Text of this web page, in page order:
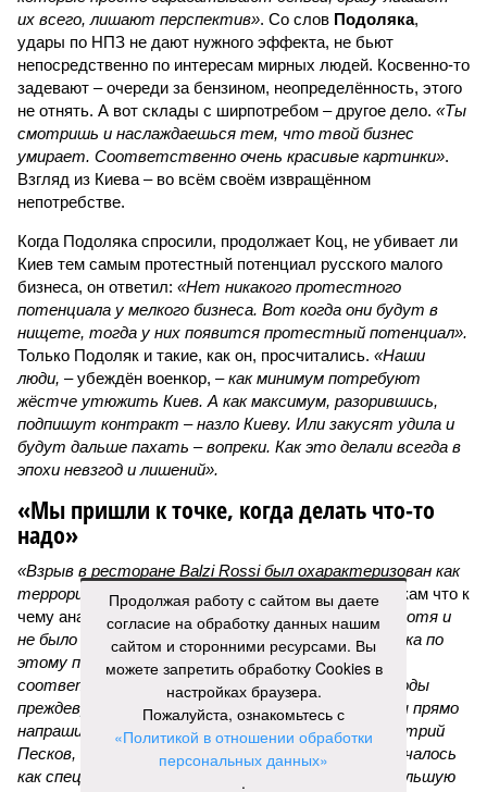
их всего, лишают перспектив». Со слов Подоляка,
удары по НПЗ не дают нужного эффекта, не бьют
непосредственно по интересам мирных людей. Косвенно-то
задевают – очереди за бензином, неопределённость, этого
не отнять. А вот склады с ширпотребом – другое дело. «Ты
смотришь и наслаждаешься тем, что твой бизнес
умирает. Соответственно очень красивые картинки».
Взгляд из Киева – во всём своём извращённом
непотребстве.
Когда Подоляка спросили, продолжает Коц, не убивает ли
Киев тем самым протестный потенциал русского малого
бизнеса, он ответил: «Нет никакого протестного
потенциала у мелкого бизнеса. Вот когда они будут в
нищете, тогда у них появится протестный потенциал».
Только Подоляк и такие, как он, просчитались. «Наши
люди, – убеждён военкор, –как минимум потребуют
жёстче утюжить Киев. А как максимум, разорившись,
подпишут контракт – назло Киеву. Или закусят удила и
будут дальше пахать – вопреки. Как это делали всегда в
эпохи невзгод и лишений».
«Мы пришли к точке, когда делать что-то
надо»
«Взрыв в ресторане Balzi Rossi был охарактеризован как
террористический акт, –раскладывает по полочкам что к
чему аналитик и телеведущий
хотя и
не было указано, кто за него ответственен. И пока по
этому поводу нет официальных заявлений
соответствующих органов, окончательные выводы
преждевременны. А вот предварительные выводы прямо
напрашиваются. Россия, как недавно говорил Дмитрий
Песков, находится в состоянии войны. То, что началось
как специальная военная операция, переросло в большую
Продолжая работу с сайтом вы даете
согласие на обработку данных нашим
сайтом и сторонними ресурсами. Вы
можете запретить обработку Cookies в
настройках браузера.
Пожалуйста, ознакомьтесь с
«Политикой в отношении обработки
персональных данных»
.